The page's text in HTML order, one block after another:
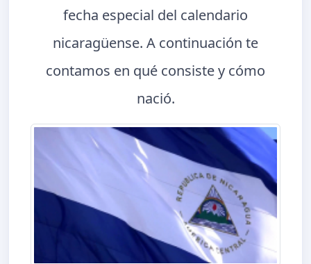
fecha especial del calendario
nicaragüense. A continuación te
contamos en qué consiste y cómo
nació.